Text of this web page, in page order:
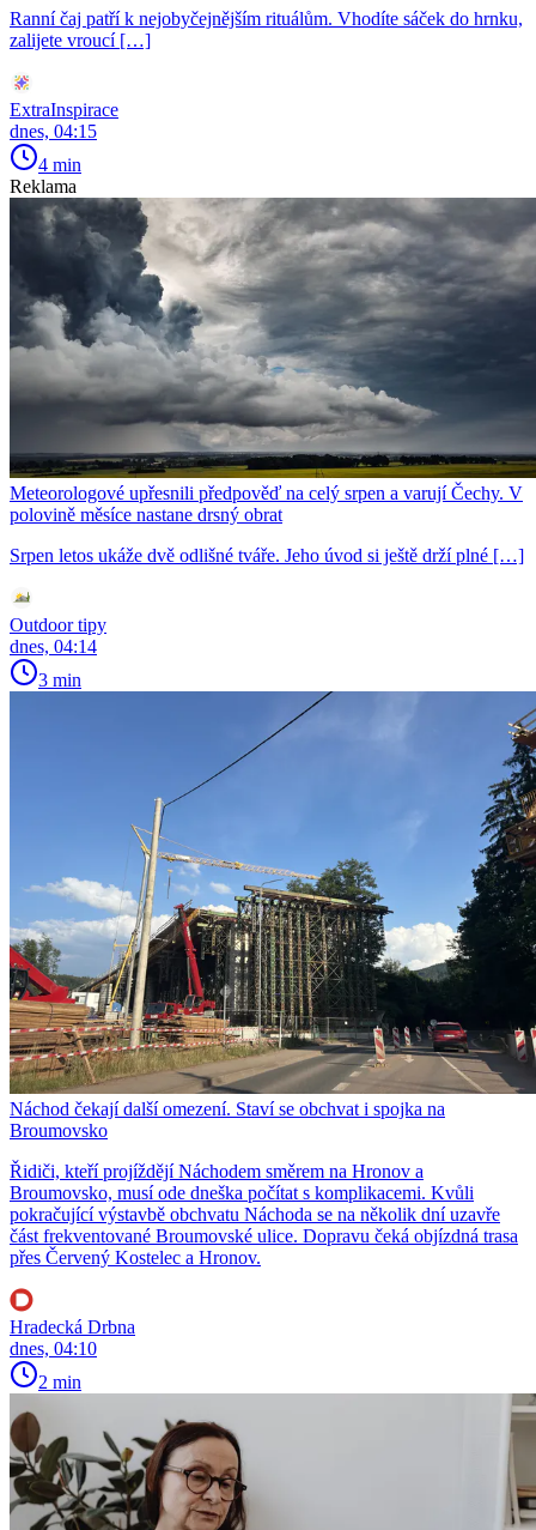
Ranní čaj patří k nejobyčejnějším rituálům. Vhodíte sáček do hrnku,
zalijete vroucí […]
ExtraInspirace
dnes, 04:15
4 min
Reklama
Meteorologové upřesnili předpověď na celý srpen a varují Čechy. V
polovině měsíce nastane drsný obrat
Srpen letos ukáže dvě odlišné tváře. Jeho úvod si ještě drží plné […]
Outdoor tipy
dnes, 04:14
3 min
Náchod čekají další omezení. Staví se obchvat i spojka na
Broumovsko
Řidiči, kteří projíždějí Náchodem směrem na Hronov a
Broumovsko, musí ode dneška počítat s komplikacemi. Kvůli
pokračující výstavbě obchvatu Náchoda se na několik dní uzavře
část frekventované Broumovské ulice. Dopravu čeká objízdná trasa
přes Červený Kostelec a Hronov.
Hradecká Drbna
dnes, 04:10
2 min